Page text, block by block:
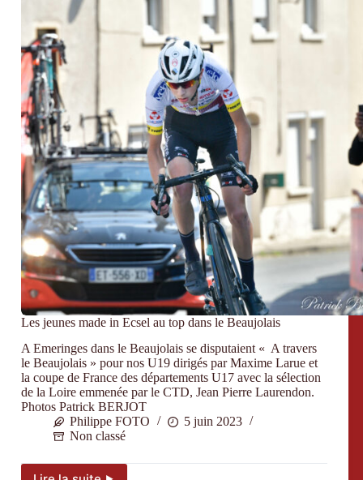
Les jeunes made in Ecsel au top dans le Beaujolais
A Emeringes dans le Beaujolais se disputaient « A travers
le Beaujolais » pour nos U19 dirigés par Maxime Larue et
la coupe de France des départements U17 avec la sélection
de la Loire emmenée par le CTD, Jean Pierre Laurendon.
Photos Patrick BERJOT
Philippe FOTO
5 juin 2023
Non classé